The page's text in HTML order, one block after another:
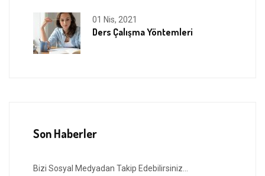
01 Nis, 2021
Ders Çalışma Yöntemleri
Son Haberler
Bizi Sosyal Medyadan Takip Edebilirsiniz…